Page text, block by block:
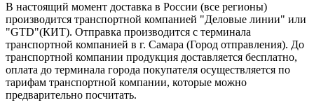
В настоящий момент доставка в России (все регионы)
производится транспортной компанией "Деловые линии" или
"GTD"(КИТ). Отправка производится с терминала
транспортной компанией в г. Самара (Город отправления). До
транспортной компании продукция доставляется бесплатно,
оплата до терминала города покупателя осуществляется по
тарифам транспортной компании, которые можно
предварительно посчитать.